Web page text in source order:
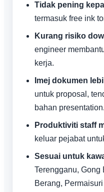
Tidak pening
termasuk free ink
Kurang risiko
engineer
kerja.
Imej dokumen
untuk proposal,
bahan presentation.
Produktiviti staff
keluar pejabat
Sesuai untuk
Terengganu, Gong
Berang,